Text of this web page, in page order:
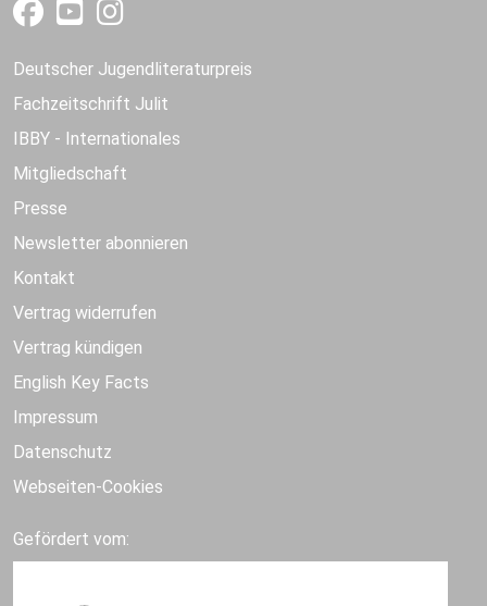
Deutscher Jugendliteraturpreis
Fachzeitschrift Julit
IBBY - Internationales
Mitgliedschaft
Presse
Newsletter abonnieren
Kontakt
Vertrag widerrufen
Vertrag kündigen
English Key Facts
Impressum
Datenschutz
Webseiten-Cookies
Gefördert vom: